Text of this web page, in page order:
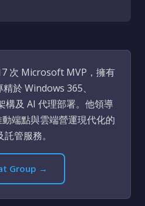
次 Microsoft MVP，擁有
於 Windows 365、
及 AI 代理部署。他領導
端點與雲端營運現代化的
管服務。
Group →